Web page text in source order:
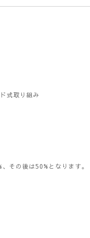
式取り組み
の後は50%となります。